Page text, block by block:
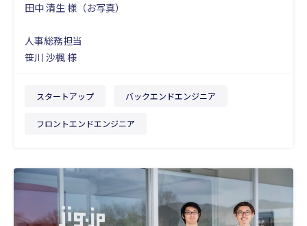
田中 清生 様（お写真）
人事総務担当
笹川 沙楓 様
スタートアップ バックエンドエンジニア
フロントエンドエンジニア